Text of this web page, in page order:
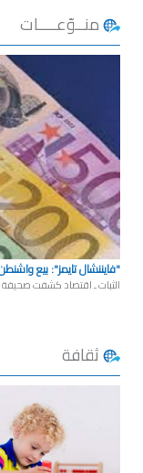
منــوّعــــات
"فايننشال تايمز": بيع واشنطن
الثبات ـ اقتصاد كشفت صحيفة
ثقافة